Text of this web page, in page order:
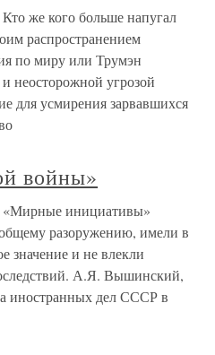
же кого больше напугал
распространением
по миру или Трумэн
неосторожной угрозой
для усмирения зарвавшихся
войны»
«Мирные инициативы»
разоружению, имели в
значение и не влекли
А.Я. Вышинский,
иностранных дел СССР в